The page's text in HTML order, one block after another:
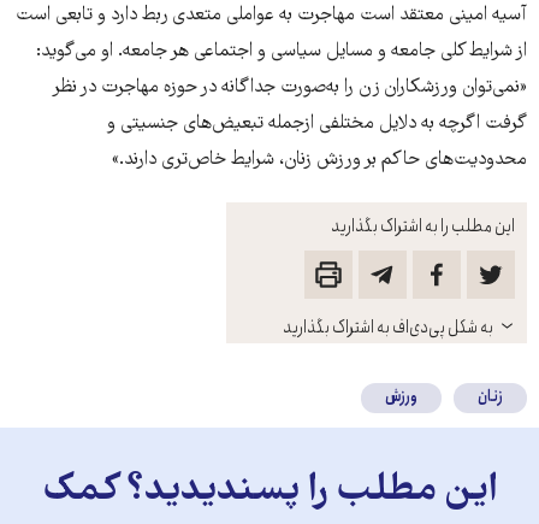
این مطلب را به اشتراک بگذارید
باز
کنید
به شکل پی‌دی‌اف به اشتراک بگذارید
آسیه امینی معتقد است مهاجرت به عواملی متعدی ربط دارد و تابعی است
از شرایط کلی جامعه و مسایل سیاسی و اجتماعی هر جامعه. او می‌گوید:
«نمی‌توان ورزشکاران زن را به‌صورت جداگانه در حوزه مهاجرت در نظر
گرفت اگرچه به دلایل مختلفی ازجمله تبعیض‌های جنسیتی و
محدودیت‌های حاکم بر ورزش زنان، شرایط خاص‌تری دارند.»
زنان ورزش
این مطلب را پسندیدید؟ کمک